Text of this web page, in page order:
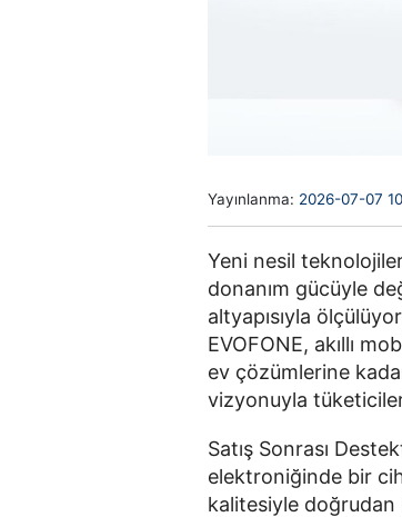
Yayınlanma: 2026-07-07
Yeni nesil
donanım gücüyle
altyapısıyla
EVOFONE, akıllı
ev çözümlerine
vizyonuyla
Satış Sonrası
elektroniğinde bir
kalitesiyle doğrudan